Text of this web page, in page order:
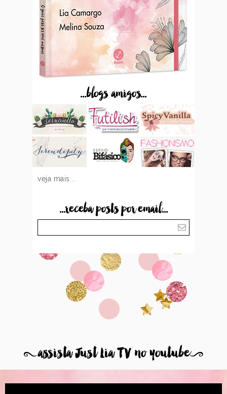
...blogs amigos...
veja mais...
...receba posts por email...
8assista Just Lia TV no youtube9